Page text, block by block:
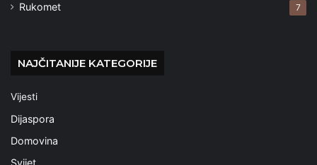
Rukomet 7
NAJČITANIJE KATEGORIJE
Vijesti
Dijaspora
Domovina